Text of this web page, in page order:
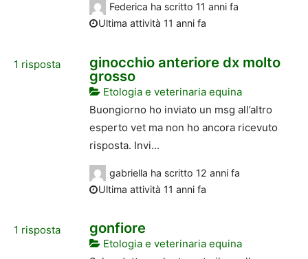
Federica ha scritto 11 anni fa
Ultima attività 11 anni fa
1 risposta
ginocchio anteriore dx molto
grosso
Etologia e veterinaria equina
Buongiorno ho inviato un msg all’altro
esperto vet ma non ho ancora ricevuto
risposta. Invi...
gabriella ha scritto 12 anni fa
Ultima attività 11 anni fa
1 risposta gonfiore
Etologia e veterinaria equina